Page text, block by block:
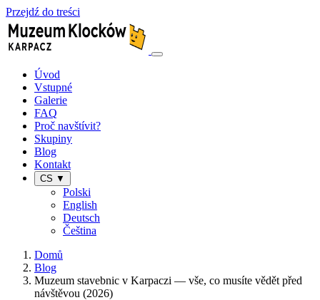
Przejdź do treści
Úvod
Vstupné
Galerie
FAQ
Proč navštívit?
Skupiny
Blog
Kontakt
CS ▼
Polski
English
Deutsch
Čeština
Domů
Blog
Muzeum stavebnic v Karpaczi — vše, co musíte vědět před
návštěvou (2026)